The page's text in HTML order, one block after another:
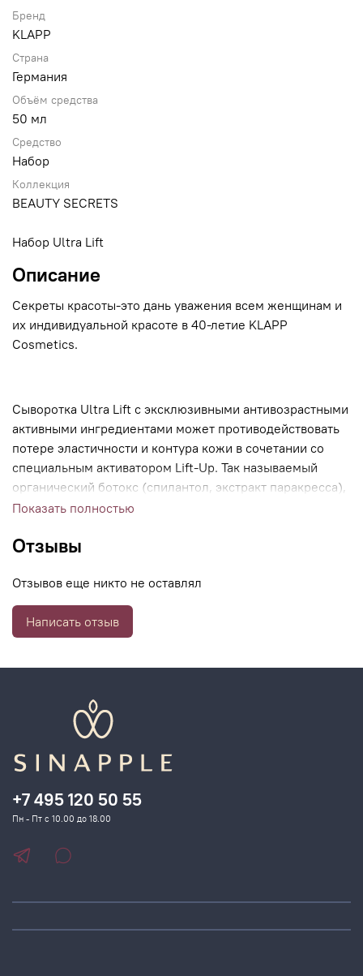
Бренд
KLAPP
Страна
Германия
Объём средства
50 мл
Средство
Набор
Коллекция
BEAUTY SECRETS
Набор Ultra Lift
Описание
Секреты красоты-это дань уважения всем женщинам и
их индивидуальной красоте в 40-летие KLAPP
Cosmetics.
Сыворотка Ultra Lift с эксклюзивными антивозрастными
активными ингредиентами может противодействовать
потере эластичности и контура кожи в сочетании со
специальным активатором Lift-Up. Так называемый
органический ботокс (спилантол, экстракт паракресса),
гиалуроновая кислота и пептиды-мессенджеры
ингредиентами, используемыми в сыворотке Ultra Lift.
Показать полностью
Отзывы
Отзывов еще никто не оставлял
Написать отзыв
+7 495 120 50 55
Пн - Пт с 10.00 до 18.00